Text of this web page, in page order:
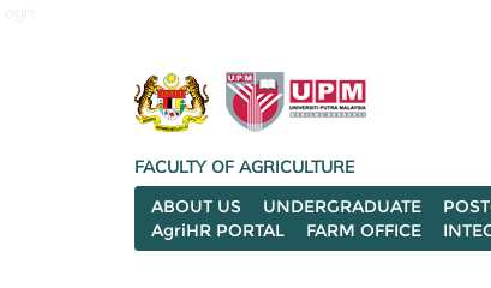
FACULTY OF AGRICULTURE
ABOUT US
UNDERGRADUATE
AgriHR PORTAL
FARM OFFICE